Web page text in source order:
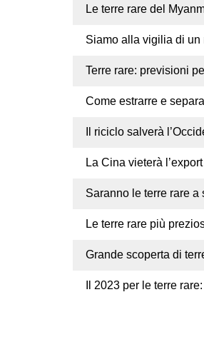
Le terre rare del
Siamo alla vigilia di un
Terre rare: previsioni
Come estrarre e
Il riciclo salverà
La Cina vieterà
Saranno le terre rare a
Le terre rare più
Grande scoperta di
Il 2023 per le terre